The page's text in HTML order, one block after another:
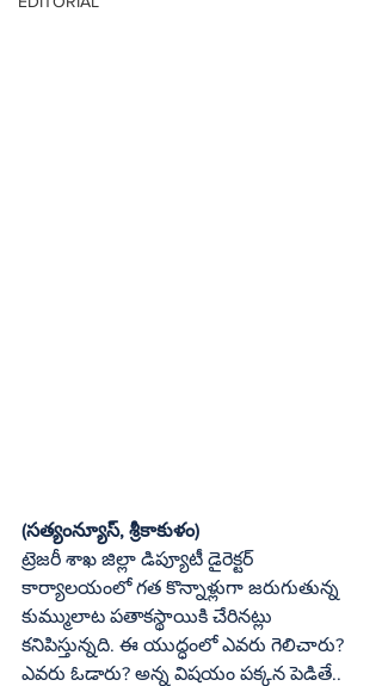
(సత్యంన్యూస్, శ్రీకాకుళం)
ట్రెజరీ శాఖ జిల్లా డిప్యూటీ డైరెక్టర్
కార్యాలయంలో గత కొన్నాళ్లుగా జరుగుతున్న
కుమ్ములాట పతాకస్థాయికి చేరినట్లు
కనిపిస్తున్నది. ఈ యుద్ధంలో ఎవరు గెలిచారు?
ఎవరు ఓడారు? అన్న విషయం పక్కన పెడితే..